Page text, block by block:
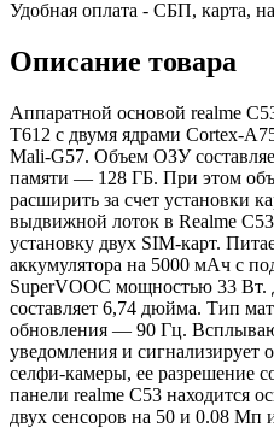
Удобная оплата - СБП, карта,
Описание товара
Аппаратной основой realme
T612 с двумя ядрами Cortex-
Mali-G57. Объем ОЗУ
памяти — 128 ГБ. При этом
расширить за счет установки
выдвижной лоток в Realme
установку двух SIM-карт.
аккумулятора на 5000 мАч с
SuperVOOC мощностью 33 Вт.
составляет 6,74 дюйма. Тип
обновления — 90 Гц.
уведомления и сигнализирует
селфи-камеры, ее разрешение
панели realme C53 находится
двух сенсоров на 50 и 0.08 Мп